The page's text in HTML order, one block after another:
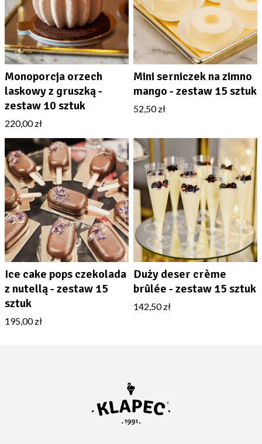
Monoporcja orzech
laskowy z gruszką -
zestaw 10 sztuk
220,00 zł
Mini serniczek na zimno
mango - zestaw 15 sztuk
52,50 zł
Ice cake pops czekolada
z nutellą - zestaw 15
sztuk
195,00 zł
Duży deser crème
brûlée - zestaw 15 sztuk
142,50 zł